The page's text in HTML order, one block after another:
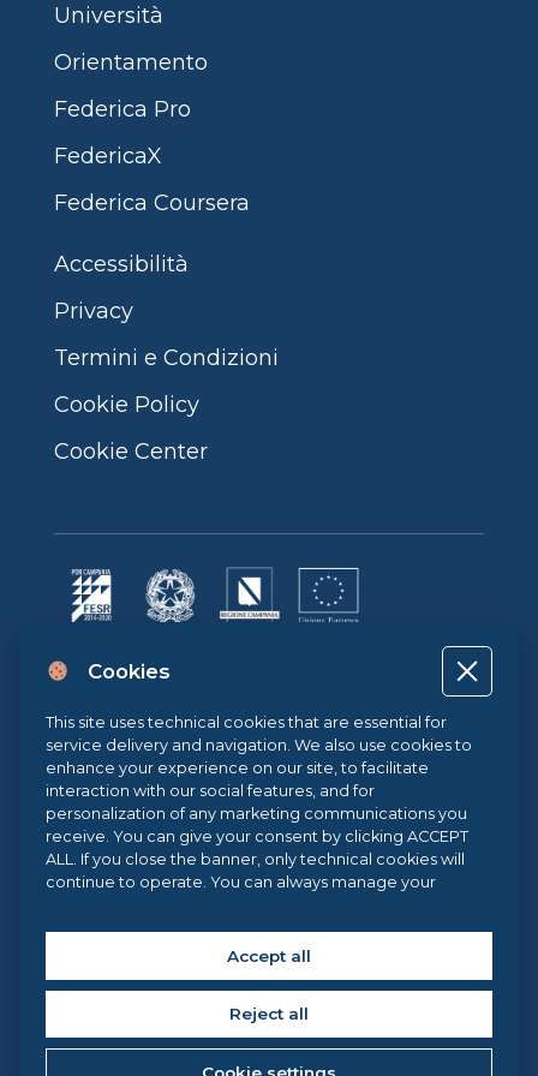
Università
Orientamento
Federica Pro
FedericaX
Federica Coursera
Accessibilità
Privacy
Termini e Condizioni
Cookie Policy
Cookie Center
Progetto cofinanziato dall’Unione Europea, dallo Stato Italiano e dalla
Regione Campania POR CAMPANIA FESR 2014-2020 | ASSE II –
OBIETTIVO TEMATICO 2O.S. 2.3 | AZIONE 2.3.1 | Progetto: LA FABBRICA
DIGITALE
Sistema di Gestione Qualità UNI EN ISO 9001:2015
.eu Web Awards 2021
Copyright © 2026 Federica Web Learning, all rights reserved. | Federica
Web Learning – Centro di Ateneo per l’Innovazione, la
Sperimentazione e la Diffusione della Didattica Multimediale
Università degli Studi di Napoli Federico II, via Partenope 36 – 80121,
Napoli (Italy) C.F. 00876220633
Cookies
This site uses technical cookies that are essential for
service delivery and navigation. We also use cookies to
enhance your experience on our site, to facilitate
interaction with our social features, and for
personalization of any marketing communications you
receive. You can give your consent by clicking ACCEPT
ALL. If you close the banner, only technical cookies will
continue to operate. You can always manage your
Accept all
Reject all
Cookie settings